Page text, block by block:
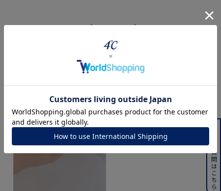
Style Video
よくある質問はこちら